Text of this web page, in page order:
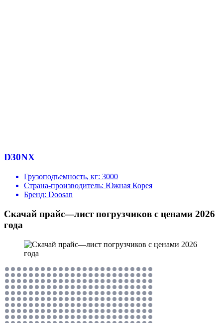
D30NX
Грузоподъемность, кг: 3000
Страна-производитель: Южная Корея
Бренд: Doosan
Скачай прайс—лист погрузчиков с ценами 2026
года